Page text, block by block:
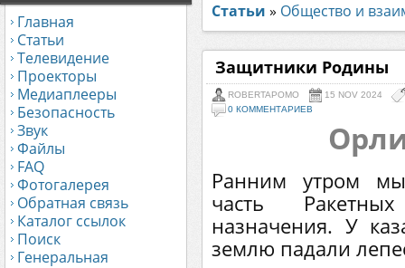
Главная
Статьи
Телевидение
Проекторы
Медиаплееры
Безопасность
Звук
Файлы
FAQ
Фотогалерея
Обратная связь
Каталог ссылок
Поиск
Генеральная
Статьи » Общество и
Защитники Родины
ROBERTAPOMO
15 NOV 2024
0 КОММЕНТАРИЕВ
Ранним утром
часть
назначения. У
землю падали